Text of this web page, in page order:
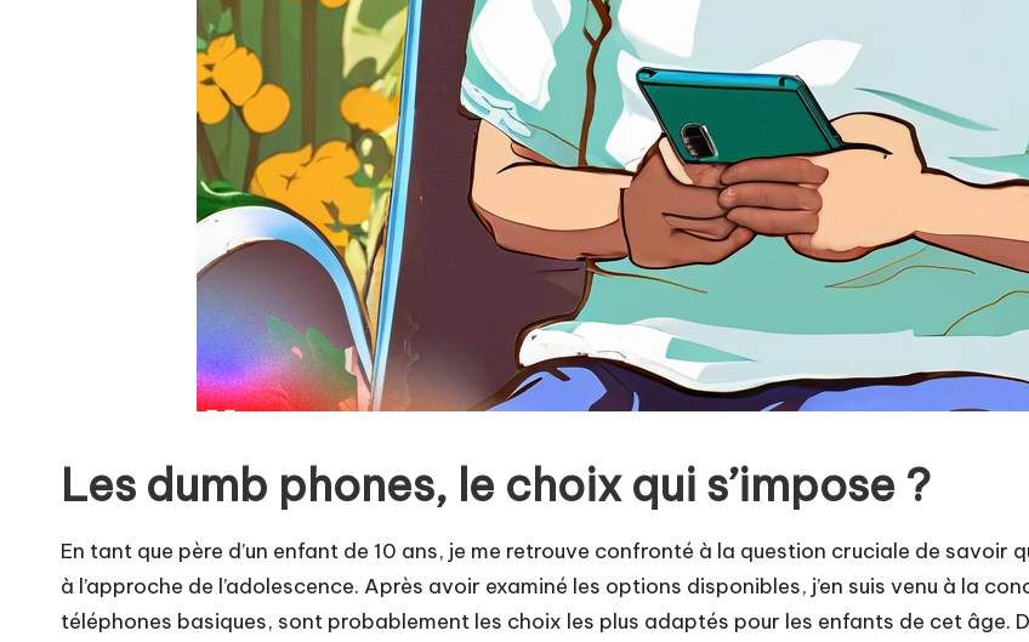
Les dumb phones, le choix qui s’impose ?
En tant que père d’un enfant de 10 ans, je me retrouve confronté à la question cruciale de
à l’approche de l’adolescence. Après avoir examiné les options disponibles, j’en suis venu à la
téléphones basiques, sont probablement les choix les plus adaptés pour les enfants de cet âge.